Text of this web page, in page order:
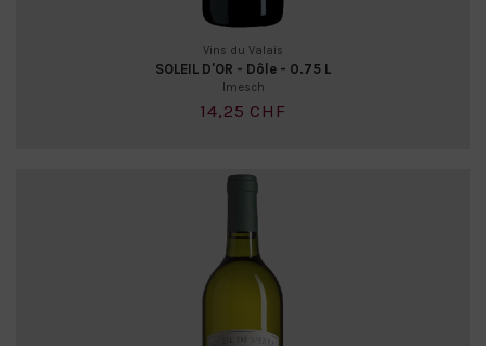
Vins du Valais
SOLEIL D'OR - Dôle - 0.75 L
Imesch
14,25 CHF